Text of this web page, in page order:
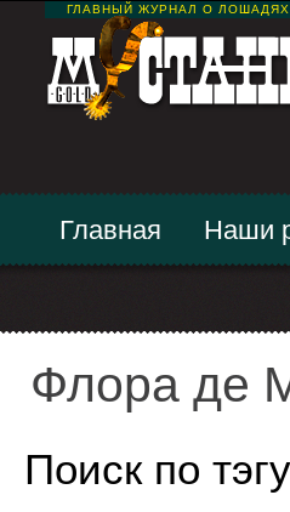
ГЛАВНЫЙ ЖУРНАЛ О ЛОШАДЯХ
Главная Наши
Флора де
Поиск по